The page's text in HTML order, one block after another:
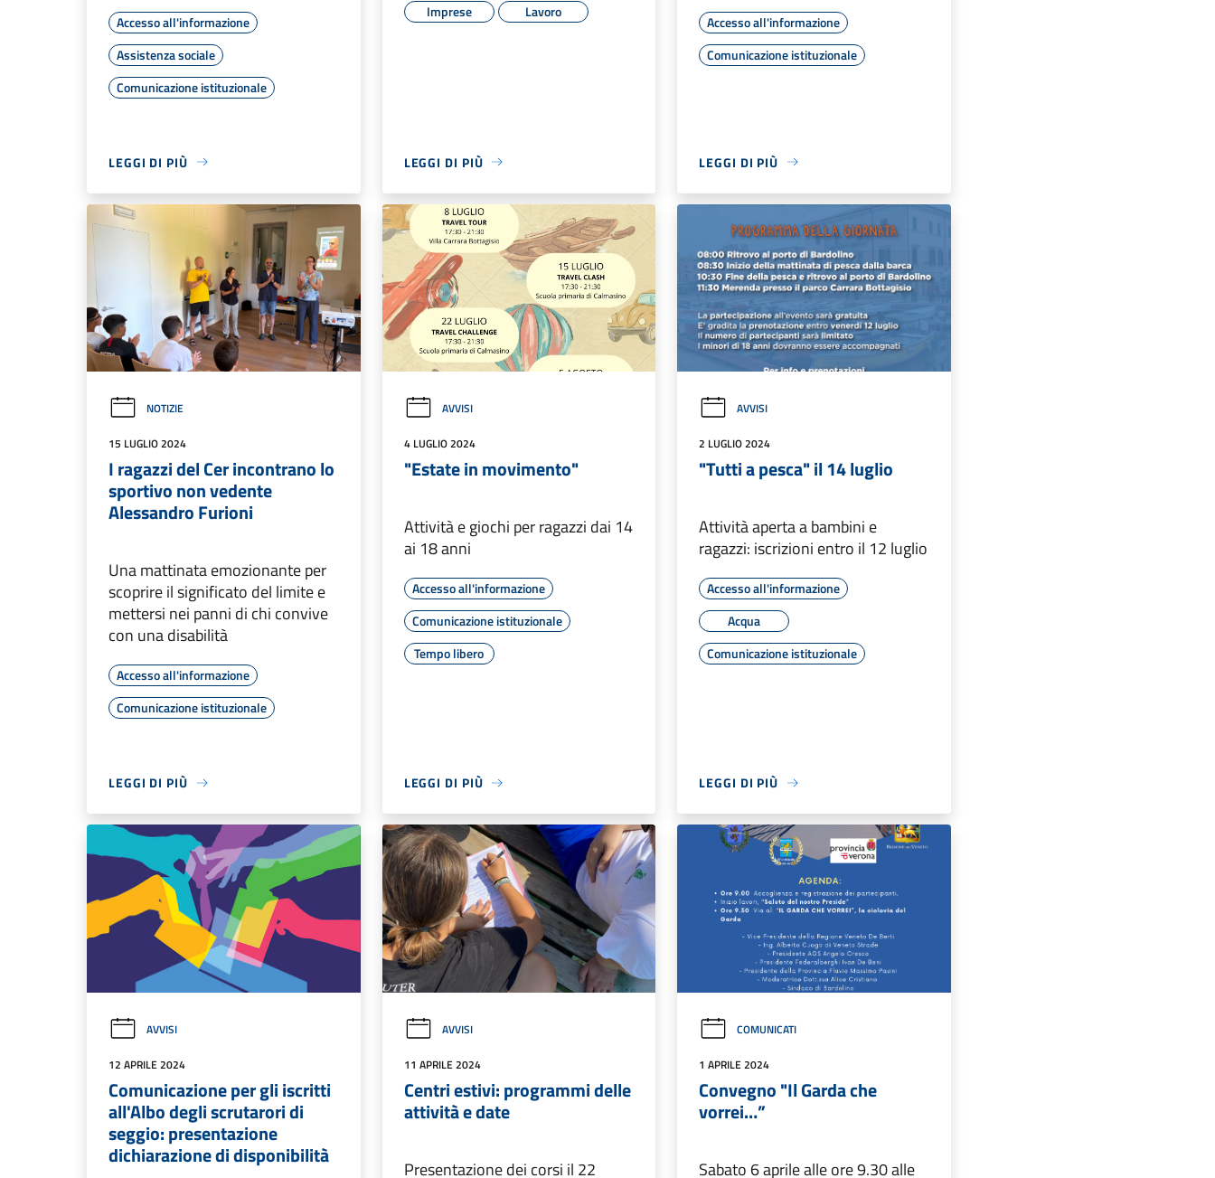
Accesso all'informazione
Assistenza sociale
Comunicazione istituzionale
LEGGI DI PIÙ
Imprese
Lavoro
LEGGI DI PIÙ
Accesso all'informazione
Comunicazione istituzionale
LEGGI DI PIÙ
NOTIZIE
15 LUGLIO 2024
I ragazzi del Cer incontrano lo
sportivo non vedente
Alessandro Furioni
Una mattinata emozionante per
scoprire il significato del limite e
mettersi nei panni di chi convive
con una disabilità
Accesso all'informazione
Comunicazione istituzionale
LEGGI DI PIÙ
AVVISI
4 LUGLIO 2024
"Estate in movimento"
Attività e giochi per ragazzi dai 14
ai 18 anni
Accesso all'informazione
Comunicazione istituzionale
Tempo libero
LEGGI DI PIÙ
AVVISI
2 LUGLIO 2024
"Tutti a pesca" il 14 luglio
Attività aperta a bambini e
ragazzi: iscrizioni entro il 12 luglio
Accesso all'informazione
Acqua
Comunicazione istituzionale
LEGGI DI PIÙ
AVVISI
12 APRILE 2024
Comunicazione per gli iscritti
all'Albo degli scrutarori di
seggio: presentazione
dichiarazione di disponibilità
AVVISI
11 APRILE 2024
Centri estivi: programmi delle
attività e date
Presentazione dei corsi il 22
COMUNICATI
1 APRILE 2024
Convegno "Il Garda che
vorrei…”
Sabato 6 aprile alle ore 9.30 alle